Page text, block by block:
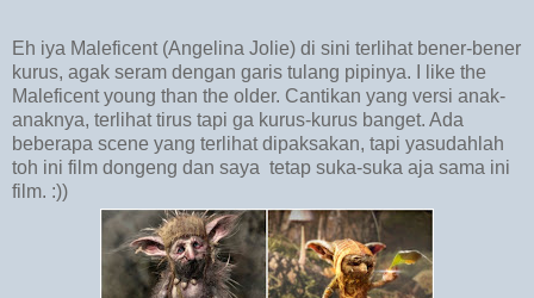
Eh iya Maleficent (Angelina Jolie) di sini terlihat bener-bener
kurus, agak seram dengan garis tulang pipinya. I like the
Maleficent young than the older. Cantikan yang versi anak-
anaknya, terlihat tirus tapi ga kurus-kurus banget. Ada
beberapa scene yang terlihat dipaksakan, tapi yasudahlah
toh ini film dongeng dan saya tetap suka-suka aja sama ini
film. :))